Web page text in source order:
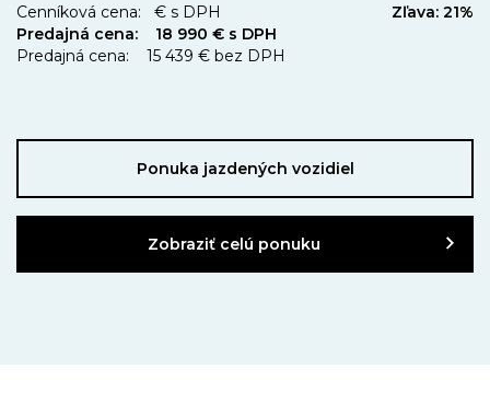
Zľava: 21%
Cenníková cena: € s DPH
Predajná cena: 18 990 € s DPH
Predajná cena: 15 439 € bez DPH
Zobraziť celú ponuku
Ponuka jazdených vozidiel